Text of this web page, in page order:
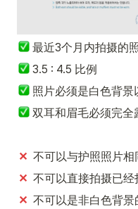
最近3个月内拍摄的
3.5 : 4.5 比例
照片必须是白色背
双耳和眉毛必须完全
✕ 不可以与护照照片相
✕ 不可以直接拍摄已经
✕ 不可以是非白色背景